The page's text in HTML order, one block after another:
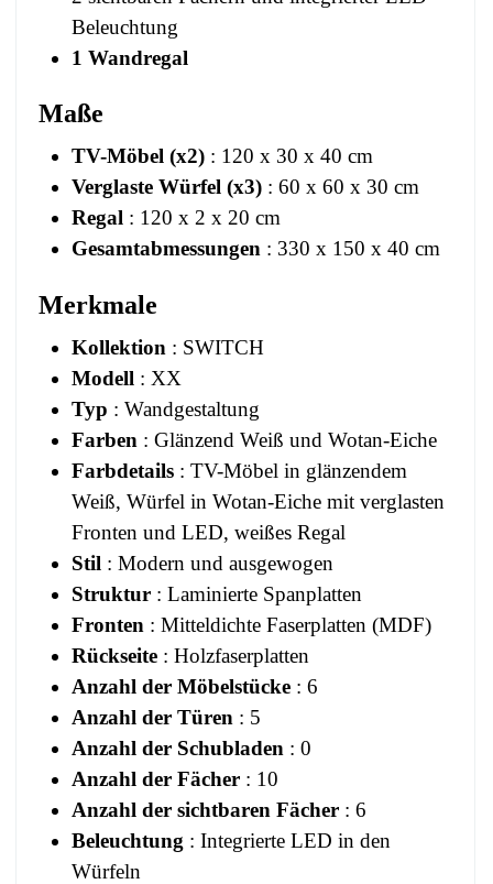
Beleuchtung
1 Wandregal
Maße
TV-Möbel (x2) : 120 x 30 x 40 cm
Verglaste Würfel (x3) : 60 x 60 x 30 cm
Regal : 120 x 2 x 20 cm
Gesamtabmessungen : 330 x 150 x 40 cm
Merkmale
Kollektion : SWITCH
Modell : XX
Typ : Wandgestaltung
Farben : Glänzend Weiß und Wotan-Eiche
Farbdetails : TV-Möbel in glänzendem
Weiß, Würfel in Wotan-Eiche mit verglasten
Fronten und LED, weißes Regal
Stil : Modern und ausgewogen
Struktur : Laminierte Spanplatten
Fronten : Mitteldichte Faserplatten (MDF)
Rückseite : Holzfaserplatten
Anzahl der Möbelstücke : 6
Anzahl der Türen : 5
Anzahl der Schubladen : 0
Anzahl der Fächer : 10
Anzahl der sichtbaren Fächer : 6
Beleuchtung : Integrierte LED in den
Würfeln